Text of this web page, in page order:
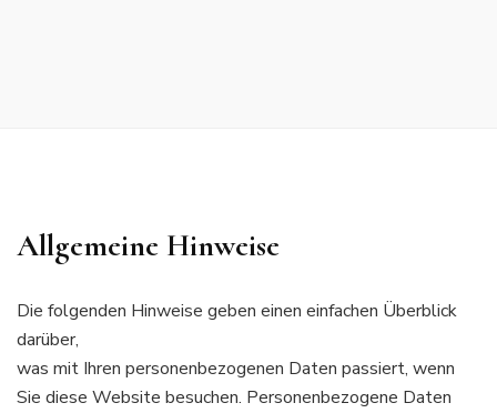
Allgemeine Hinweise
Die folgenden Hinweise geben einen einfachen Überblick
darüber,
was mit Ihren personenbezogenen Daten passiert, wenn
Sie diese Website besuchen. Personenbezogene Daten